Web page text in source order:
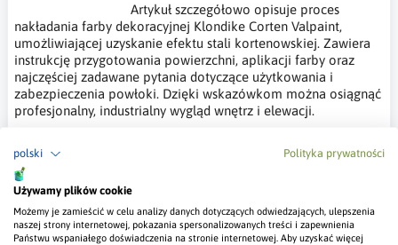
polski Polityka prywatności
Używamy plików cookie
Możemy je zamieścić w celu analizy danych dotyczących odwiedzających, ulepszenia
naszej strony internetowej, pokazania spersonalizowanych treści i zapewnienia
Państwu wspaniałego doświadczenia na stronie internetowej. Aby uzyskać więcej
Artykuł szczegółowo opisuje proces
nakładania farby dekoracyjnej Klondike Corten Valpaint,
umożliwiającej uzyskanie efektu stali kortenowskiej. Zawiera
instrukcję przygotowania powierzchni, aplikacji farby oraz
najczęściej zadawane pytania dotyczące użytkowania i
zabezpieczenia powłoki. Dzięki wskazówkom można osiągnąć
profesjonalny, industrialny wygląd wnętrz i elewacji.
5 inspiracji efektu rdzy
na elewacji - jakie materiały